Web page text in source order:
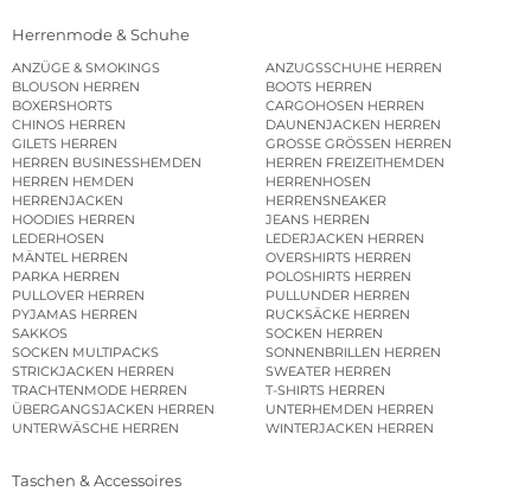
Herrenmode & Schuhe
ANZÜGE & SMOKINGS
ANZUGSSCHUHE HERREN
BLOUSON HERREN
BOOTS HERREN
BOXERSHORTS
CARGOHOSEN HERREN
CHINOS HERREN
DAUNENJACKEN HERREN
GILETS HERREN
GROSSE GRÖSSEN HERREN
HERREN BUSINESSHEMDEN
HERREN FREIZEITHEMDEN
HERREN HEMDEN
HERRENHOSEN
HERRENJACKEN
HERRENSNEAKER
HOODIES HERREN
JEANS HERREN
LEDERHOSEN
LEDERJACKEN HERREN
MÄNTEL HERREN
OVERSHIRTS HERREN
PARKA HERREN
POLOSHIRTS HERREN
PULLOVER HERREN
PULLUNDER HERREN
PYJAMAS HERREN
RUCKSÄCKE HERREN
SAKKOS
SOCKEN HERREN
SOCKEN MULTIPACKS
SONNENBRILLEN HERREN
STRICKJACKEN HERREN
SWEATER HERREN
TRACHTENMODE HERREN
T-SHIRTS HERREN
ÜBERGANGSJACKEN HERREN
UNTERHEMDEN HERREN
UNTERWÄSCHE HERREN
WINTERJACKEN HERREN
Taschen & Accessoires